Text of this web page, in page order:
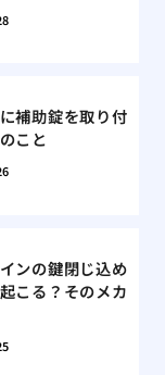
補助錠を取り付
こと
ンの鍵閉じ込め
こる？そのメカ